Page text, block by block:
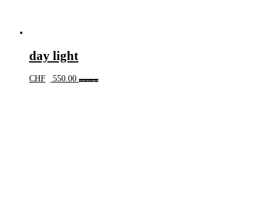
day light
CHF 550.00 In den Warenkorb